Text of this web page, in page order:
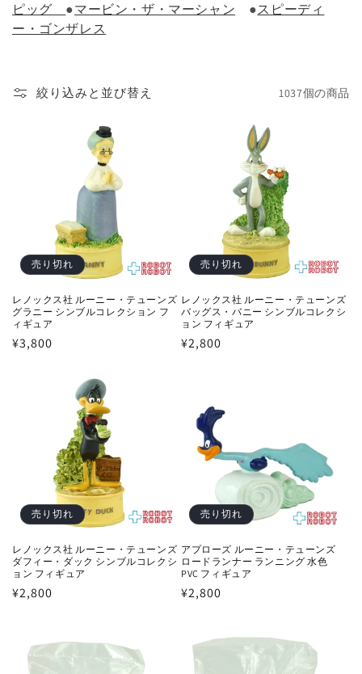
ピッグ ●マービン・ザ・マーシャン ●スピーディ
ー・ゴンザレス
絞り込みと並び替え 1037個の商品
売り切れ
レノックス社 ルーニー・テューンズ
グラニー シンブルコレクション フ
ィギュア
通
¥3,800
売り切れ
レノックス社 ルーニー・テューンズ
バッグス・バニー シンブルコレクシ
ョン フィギュア
通
¥2,800
売り切れ
レノックス社 ルーニー・テューンズ
ダフィー・ダック シンブルコレクシ
ョン フィギュア
通
¥2,800
売り切れ
アプローズ ルーニー・テューンズ
ロードランナー ランニング 水色
PVC フィギュア
通
格
¥2,800